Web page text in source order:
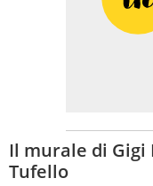
Il murale di
Tufello